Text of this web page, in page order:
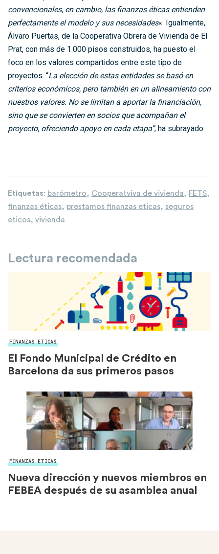
convencionales, en cambio, las finanzas éticas entienden
perfectamente el modelo y sus necesidades«. Igualmente,
Álvaro Puertas, de la Cooperativa Obrera de Vivienda de El
Prat, con más de 1.000 pisos construidos, ha puesto el
foco en los valores compartidos entre este tipo de
proyectos. “La elección de estas entidades se basó en
criterios económicos, pero también en un alineamiento con
nuestros valores. No se limitan a aportar la financiación,
sino que se convierten en socios que acompañan el
proyecto, ofreciendo apoyo en cada etapa”, ha subrayado.
Etiquetas: barómetro, Cooperatviva de vivienda, FETS,
finanzas éticas, prestamos finanzas eticas, seguros
eticos, vivienda
Lectura recomendada
FINANZAS ETICAS
El Fondo Municipal de Crédito en
Barcelona da sus primeros pasos
FINANZAS ETICAS
Nueva dirección y nuevos miembros en
FEBEA después de su asamblea anual